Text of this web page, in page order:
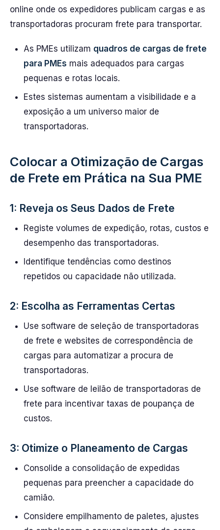
online onde os expedidores publicam cargas e as
transportadoras procuram frete para transportar.
As PMEs utilizam quadros de cargas de frete
para PMEs mais adequados para cargas
pequenas e rotas locais.
Estes sistemas aumentam a visibilidade e a
exposição a um universo maior de
transportadoras.
Colocar a Otimização de Cargas
de Frete em Prática na Sua PME
1: Reveja os Seus Dados de Frete
Registe volumes de expedição, rotas, custos e
desempenho das transportadoras.
Identifique tendências como destinos
repetidos ou capacidade não utilizada.
2: Escolha as Ferramentas Certas
Use software de seleção de transportadoras
de frete e websites de correspondência de
cargas para automatizar a procura de
transportadoras.
Use software de leilão de transportadoras de
frete para incentivar taxas de poupança de
custos.
3: Otimize o Planeamento de Cargas
Consolide a consolidação de expedidas
pequenas para preencher a capacidade do
camião.
Considere empilhamento de paletes, ajustes